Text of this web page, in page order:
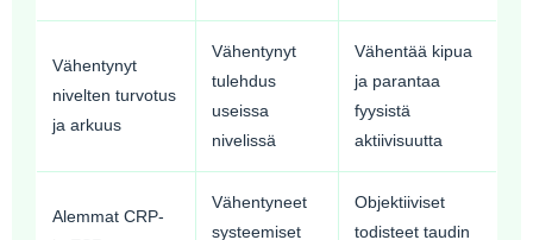
Vähentynyt
nivelten turvotus
ja arkuus
Vähentynyt
tulehdus
useissa
nivelissä
Vähentää kipua
ja parantaa
fyysistä
aktiivisuutta
Alemmat CRP-
Vähentyneet
systeemiset
Objektiiviset
todisteet taudin